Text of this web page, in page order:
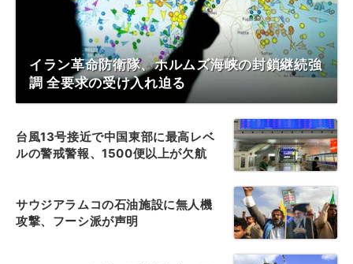
イラン革命防衛隊、ホルムズ海峡の封鎖継続強
調 全要求の受け入れ迫る
台風13号接近で中国東部に最高レベ
ルの警戒警報、1500便以上が欠航
サウジアラムコの石油施設に無人機
攻撃、フーシ派が声明